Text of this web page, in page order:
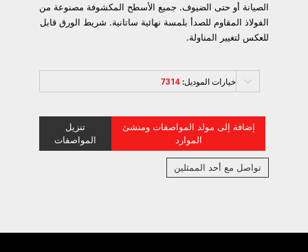
الصيانة أو حتى الضيوف. جميع الأسطح المكشوفة مصنوعة من
الفولاذ المقاوم للصدأ بلمسة نهائية ساتانية. شريط الورق قابل
للعكس لتغيير المناولة.
خيارات الموديل:7314
إضافة إلى مولد المواصفات ومنشئ
الموارد
تنزيل
المواصفات
تواصل مع أحد الممثلين